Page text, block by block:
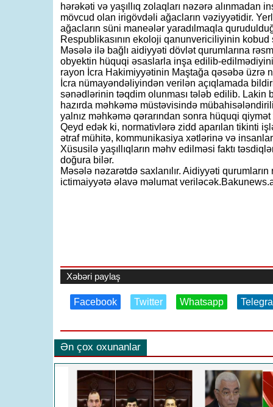
hərəkəti və yaşıllıq zolaqları nəzərə alınmadan
mövcud olan irigövdəli ağacların vəziyyətidir.
ağacların süni maneələr yaradılmaqla
Respublikasının ekoloji qanunvericiliyinin kobud
Məsələ ilə bağlı aidiyyəti dövlət qurumlarına
obyektin hüquqi əsaslarla inşa edilib-
rayon İcra Hakimiyyətinin Maştağa qəsəbə üzrə
İcra nümayəndəliyindən verilən açıqlamada
sənədlərinin təqdim olunması tələb edilib.
hazırda məhkəmə müstəvisində
yalnız məhkəmə qərarından sonra hüquqi
Qeyd edək ki, normativlərə zidd aparılan tikinti
ətraf mühitə, kommunikasiya xətlərinə və
Xüsusilə yaşıllıqların məhv edilməsi faktı
doğura bilər.
Məsələ nəzarətdə saxlanılır. Aidiyyəti
ictimaiyyətə əlavə məlumat
Xəbəri paylaş
Facebook Twitter Whatsapp
Ən çox oxunanlar